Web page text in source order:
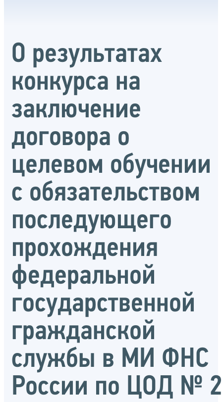
О результатах
конкурса на
заключение
договора о
целевом обучении
с обязательством
последующего
прохождения
федеральной
государственной
гражданской
службы в МИ ФНС
России по ЦОД № 2